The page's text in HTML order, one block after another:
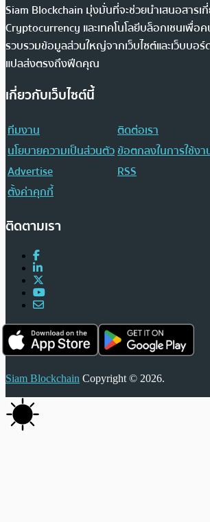
Siam Blockchain มุ่งมั่นที่จะช่วยนำเสนอสารเ
Cryptocurrency และเทคโนโลยีบล็อกเชนเพื่อค
รวบรวมข้อมูลส่วนใหญ่จากเว็บไซต์และเว็บบอร์
แปลส่งตรงถึงฟีดคุณ
เกี่ยวกับเว็บไซต์นี้
ทีมงาน
ติดต่อเรา
นโยบายความเป็นส่วนตัวข้อตกลงในการใช้งา
Advertise
RSS
ตั้งค่าคุกกี้
ติดตามเรา
Siam Blockchain Copyright © 2026.